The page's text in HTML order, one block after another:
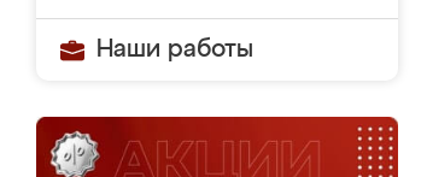
Наши работы